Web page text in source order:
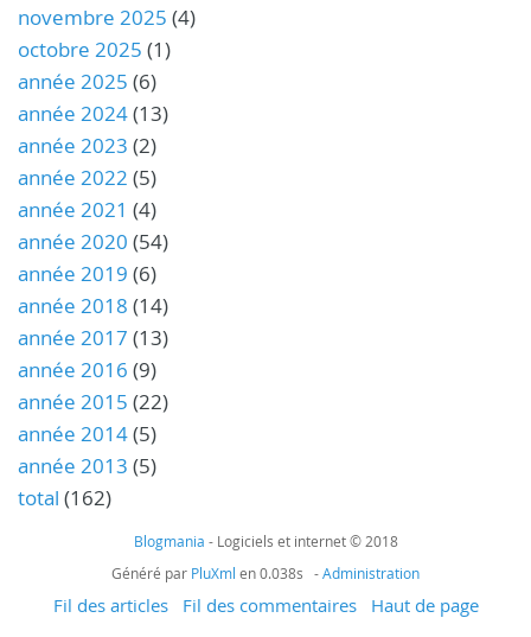
novembre 2025 (4)
octobre 2025 (1)
année 2025 (6)
année 2024(13)
année 2023 (2)
année 2022 (5)
année 2021 (4)
année 2020 (54)
année 2019 (6)
année 2018 (14)
année 2017 (13)
année 2016 (9)
année 2015 (22)
année 2014(5)
année 2013 (5)
total (162)
Blogmania - Logiciels et internet © 2018
Généré par PluXml en 0.038s -Administration
Fil des articles Fil des commentaires Haut de page